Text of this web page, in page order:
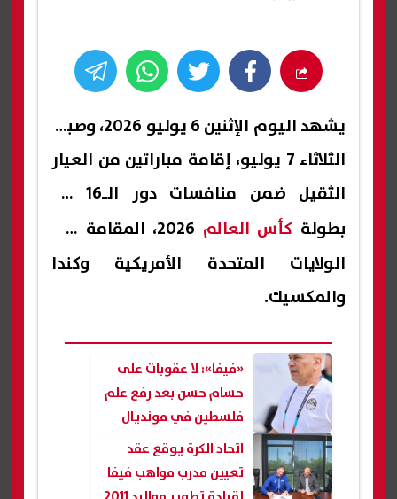
يشهد اليوم الإثنين 6 يوليو 2026، وصباح
الثلاثاء 7 يوليو، إقامة مباراتين من العيار
الثقيل ضمن منافسات دور الـ16 من
بطولة كأس العالم
2026، المقامة في
الولايات المتحدة الأمريكية وكندا
والمكسيك.
«فيفا»: لا عقوبات على
حسام حسن بعد رفع علم
فلسطين في مونديال
2026
اتحاد الكرة يوقع عقد
تعيين مدرب مواهب فيفا